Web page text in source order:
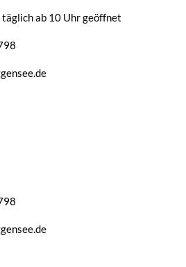
ab 10 Uhr geöffnet